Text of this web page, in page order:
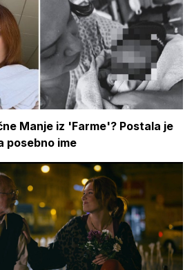
Manje iz 'Farme'? Postala je
posebno ime